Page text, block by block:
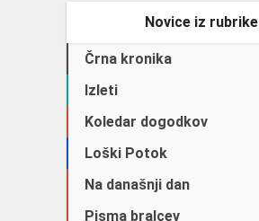
Novice iz rubrike
Črna kronika
Izleti
Koledar dogodkov
Loški Potok
Na današnji dan
Pisma bralcev